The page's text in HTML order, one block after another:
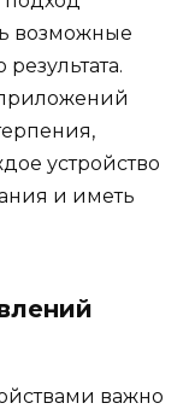
возможные
устройство
и иметь
важно